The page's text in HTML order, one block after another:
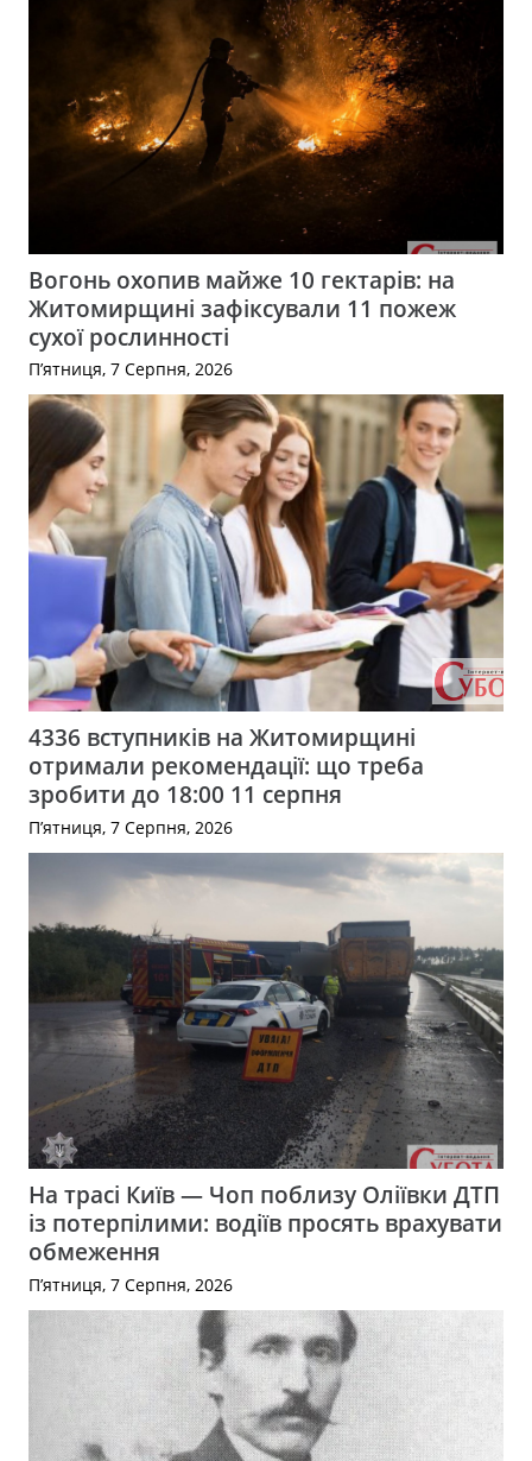
Вогонь охопив майже 10 гектарів: на
Житомирщині зафіксували 11 пожеж
сухої рослинності
П’ятниця, 7 Серпня, 2026
4336 вступників на Житомирщині
отримали рекомендації: що треба
зробити до 18:00 11 серпня
П’ятниця, 7 Серпня, 2026
На трасі Київ — Чоп поблизу Оліївки ДТП
із потерпілими: водіїв просять врахувати
обмеження
П’ятниця, 7 Серпня, 2026